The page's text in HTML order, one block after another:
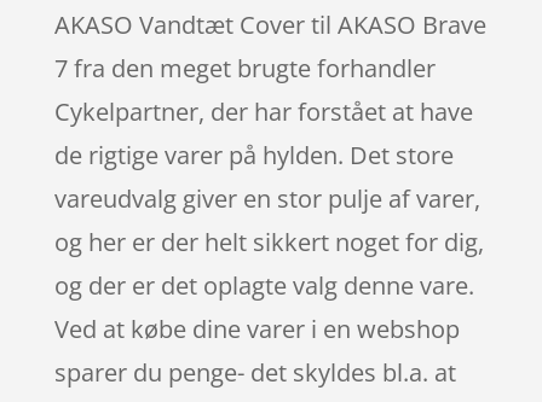
AKASO Vandtæt Cover til AKASO Brave
7 fra den meget brugte forhandler
Cykelpartner, der har forstået at have
de rigtige varer på hylden. Det store
vareudvalg giver en stor pulje af varer,
og her er der helt sikkert noget for dig,
og der er det oplagte valg denne vare.
Ved at købe dine varer i en webshop
sparer du penge- det skyldes bl.a. at